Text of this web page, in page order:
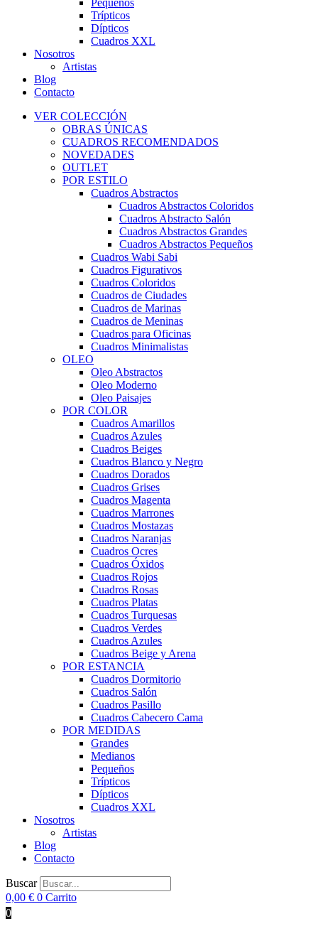
Pequeños
Trípticos
Dípticos
Cuadros XXL
Nosotros
Artistas
Blog
Contacto
VER COLECCIÓN
OBRAS ÚNICAS
CUADROS RECOMENDADOS
NOVEDADES
OUTLET
POR ESTILO
Cuadros Abstractos
Cuadros Abstractos Coloridos
Cuadros Abstracto Salón
Cuadros Abstractos Grandes
Cuadros Abstractos Pequeños
Cuadros Wabi Sabi
Cuadros Figurativos
Cuadros Coloridos
Cuadros de Ciudades
Cuadros de Marinas
Cuadros de Meninas
Cuadros para Oficinas
Cuadros Minimalistas
OLEO
Oleo Abstractos
Oleo Moderno
Oleo Paisajes
POR COLOR
Cuadros Amarillos
Cuadros Azules
Cuadros Beiges
Cuadros Blanco y Negro
Cuadros Dorados
Cuadros Grises
Cuadros Magenta
Cuadros Marrones
Cuadros Mostazas
Cuadros Naranjas
Cuadros Ocres
Cuadros Óxidos
Cuadros Rojos
Cuadros Rosas
Cuadros Platas
Cuadros Turquesas
Cuadros Verdes
Cuadros Azules
Cuadros Beige y Arena
POR ESTANCIA
Cuadros Dormitorio
Cuadros Salón
Cuadros Pasillo
Cuadros Cabecero Cama
POR MEDIDAS
Grandes
Medianos
Pequeños
Trípticos
Dípticos
Cuadros XXL
Nosotros
Artistas
Blog
Contacto
Buscar
0,00 € 0 Carrito
0